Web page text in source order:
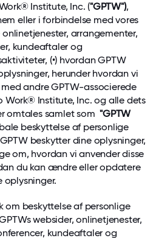
Institute, Inc. ("GPTW"),
eller i forbindelse med vores
arrangementer,
kundeaftaler og
(•) hvordan GPTW
herunder hvordan vi
andre GPTW-associerede
Work® Institute, Inc. og alle dets
omtales samlet som"GPTW
beskyttelse af personlige
beskytterdine oplysninger,
om, hvordan vi anvender disse
du kan ændre eller opdatere
oplysninger.
om beskyttelse af personlige
websider, onlinetjenester,
kundeaftaler og